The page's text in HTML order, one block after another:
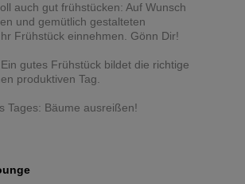
auch gut frühstücken: Auf Wunsch
und gemütlich gestalteten
Frühstück einnehmen. Gönn Dir!
gutes Frühstück bildet die richtige
produktiven Tag.
Tages: Bäume ausreißen!